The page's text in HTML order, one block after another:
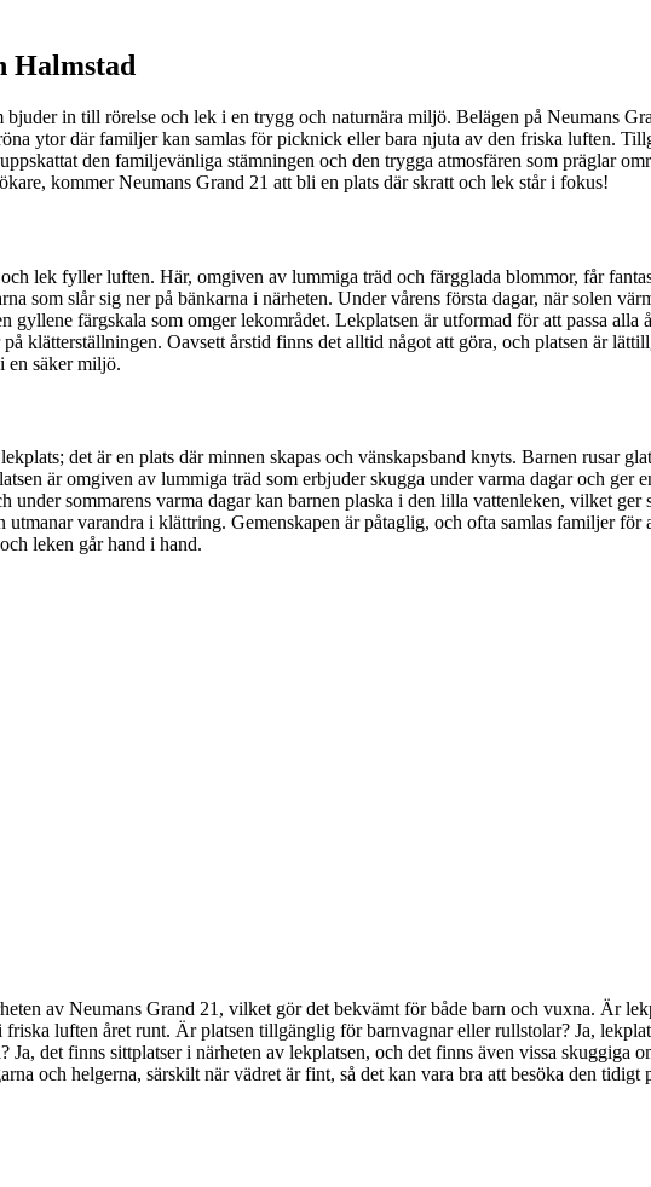
Halmstad
in till rörelse och lek i en trygg och naturnära miljö. Belägen på Neumans
ytor där familjer kan samlas för picknick eller bara njuta av den friska luften.
den familjevänliga stämningen och den trygga atmosfären som präglar
kommer Neumans Grand 21 att bli en plats där skratt och lek står i fokus!
lek fyller luften. Här, omgiven av lummiga träd och färgglada blommor, får
som slår sig ner på bänkarna i närheten. Under vårens första dagar, när solen
gyllene färgskala som omger lekområdet. Lekplatsen är utformad för att passa
på klätterställningen. Oavsett årstid finns det alltid något att göra, och platsen är
en säker miljö.
det är en plats där minnen skapas och vänskapsband knyts. Barnen rusar
är omgiven av lummiga träd som erbjuder skugga under varma dagar och ger
sommarens varma dagar kan barnen plaska i den lilla vattenleken, vilket
utmanar varandra i klättring. Gemenskapen är påtaglig, och ofta samlas familjer
leken går hand i hand.
av Neumans Grand 21, vilket gör det bekvämt för både barn och vuxna. Är
luften året runt. Är platsen tillgänglig för barnvagnar eller rullstolar? Ja,
Ja, det finns sittplatser i närheten av lekplatsen, och det finns även vissa skuggiga
och helgerna, särskilt när vädret är fint, så det kan vara bra att besöka den tidigt